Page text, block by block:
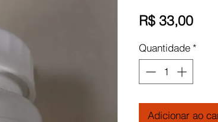
R$ 33,00
Quantidade *
Adicionar ao